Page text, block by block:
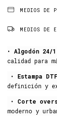
MEDIOS DE
MEDIOS DE
• Algodón 24/
calidad para
•
Estampa
definición y
•
Corte
moderno y